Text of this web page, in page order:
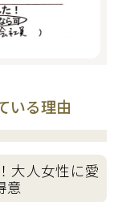
いる理由
大人女性に愛
意